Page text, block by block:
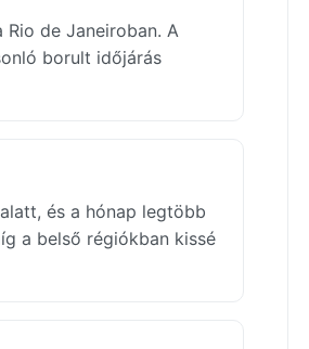
de Janeiroban. A
borult időjárás
és a hónap legtöbb
a belső régiókban kissé